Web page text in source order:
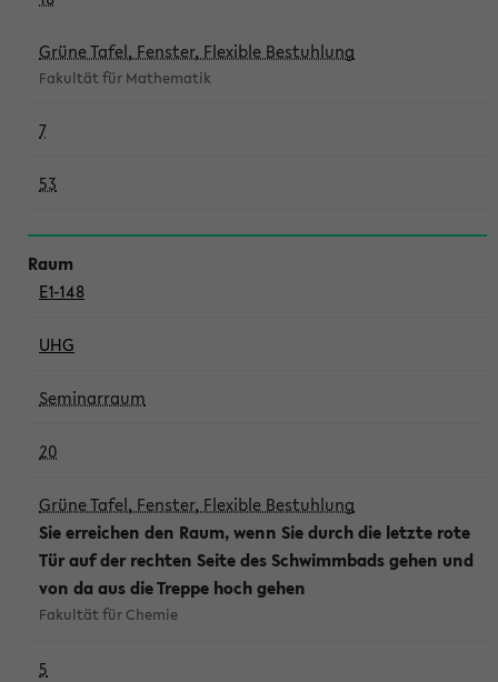
Grüne Tafel, Fenster, Flexible Bestuhlung
Fakultät für Mathematik
7
53
E1-148
UHG
Seminarraum
20
Grüne Tafel, Fenster, Flexible Bestuhlung
Sie erreichen den Raum, wenn Sie durch die letzte rote
Tür auf der rechten Seite des Schwimmbads gehen und
von da aus die Treppe hoch gehen
Fakultät für Chemie
5